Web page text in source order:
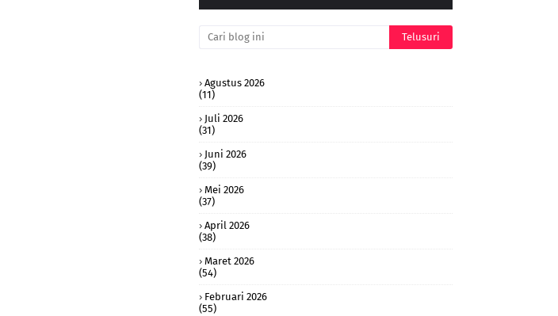
Agustus 2026
(11)
Juli 2026
(31)
Juni 2026
(39)
Mei 2026
(37)
April 2026
(38)
Maret 2026
(54)
Februari 2026
(55)